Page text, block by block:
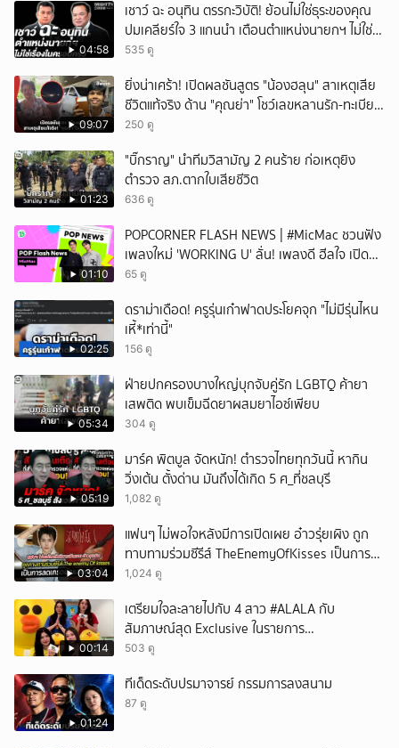
04:58
เชาว์ ฉะ อนุทิน ตรรกะวิบัติ! ย้อนไม่ใช่ธุระของคุณ
ปมเคลียร์ใจ 3 แกนนำ เตือนตำแหน่งนายกฯ ไม่ใช่
เรื่องในครอบครัว
535 ดู
09:07
ยิ่งน่าเศร้า! เปิดผลชันสูตร "น้องฮลุน" สาเหตุเสีย
ชีวิตแท้จริง ด้าน "คุณย่า" โชว์เลขหลานรัก-ทะเบียน
รถเคลื่อนร่าง!
250 ดู
01:23
"บิ๊กราญ" นำทีมวิสามัญ 2 คนร้าย ก่อเหตุยิง
ตำรวจ สภ.ตากใบเสียชีวิต
636 ดู
01:10
POPCORNER FLASH NEWS | #MicMac ชวนฟัง
เพลงใหม่ 'WORKING U' ลั่น! เพลงดี ฮีลใจ เปิด
ฟังได้ทุกสถานการณ์
65 ดู
02:25
ดราม่าเดือด! ครูรุ่นเก๋าฟาดประโยคจุก "ไม่มีรุ่นไหน
เหี้*เท่านี้"
156 ดู
05:34
ฝ่ายปกครองบางใหญ่บุกจับคู่รัก LGBTQ ค้ายา
เสพติด พบเข็มฉีดยาผสมยาไอซ์เพียบ
304 ดู
05:19
มาร์ค พิตบูล จัดหนัก! ตำรวจไทยทุกวันนี้ หากิน
วิ่งเต้น ตั้งด่าน มันถึงได้เกิด 5 ศ_ที่ชลบุรี
1,082 ดู
03:04
แฟนๆ ไม่พอใจหลังมีการเปิดเผย อ๋าวรุ่ยเผิง ถูก
ทาบทามร่วมซีรีส์ TheEnemyOfKisses เป็นการ
ลดเกรดนักแสดงหรือไม่
1,024 ดู
00:14
เตรียมใจละลายไปกับ 4 สาว #ALALA กับ
สัมภาษณ์สุด Exclusive ในรายการ
#POPCORNER เร็ว ๆ นี้ที่ #LINETODAYPOP
503 ดู
01:24
ทีเด็ดระดับปรมาจารย์ กรรมการลงสนาม
87 ดู